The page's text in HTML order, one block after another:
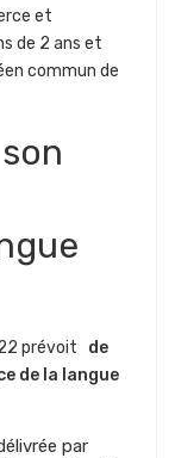
et
de 2 ans et
commun de
prévoit de
de la langue
par